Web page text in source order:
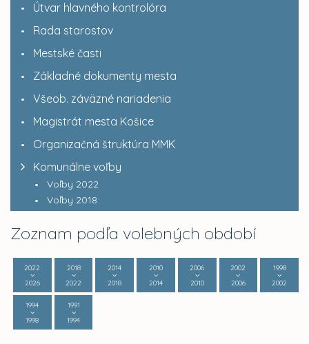
Útvar hlavného kontrolóra
Rada starostov
Mestské časti
Základné dokumenty mesta
Všeob. záväzné nariadenia
Magistrát mesta Košice
Organizačná štruktúra MMK
Komunálne voľby
Voľby 2022
Voľby 2018
Zoznam podľa volebných období
2022
2026
2018
2022
2014
2018
2010
2014
2006
2010
2002
2006
1998
2002
1994
1998
1991
1994